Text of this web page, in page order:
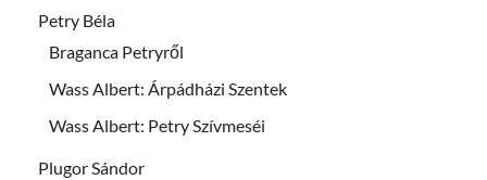
Petry Béla
Braganca Petryről
Wass Albert: Árpádházi Szentek
Wass Albert: Petry Szívmeséi
Plugor Sándor